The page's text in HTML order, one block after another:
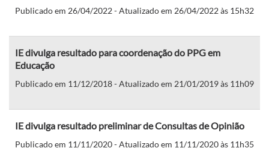
Publicado em 26/04/2022 - Atualizado em 26/04/2022 às 15h32
IE divulga resultado para coordenação do PPG em
Educação
Publicado em 11/12/2018 - Atualizado em 21/01/2019 às 11h09
IE divulga resultado preliminar de Consultas de Opinião
Publicado em 11/11/2020 - Atualizado em 11/11/2020 às 11h35